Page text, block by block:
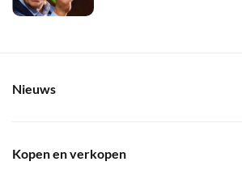
Nieuws
Kopen en verkopen